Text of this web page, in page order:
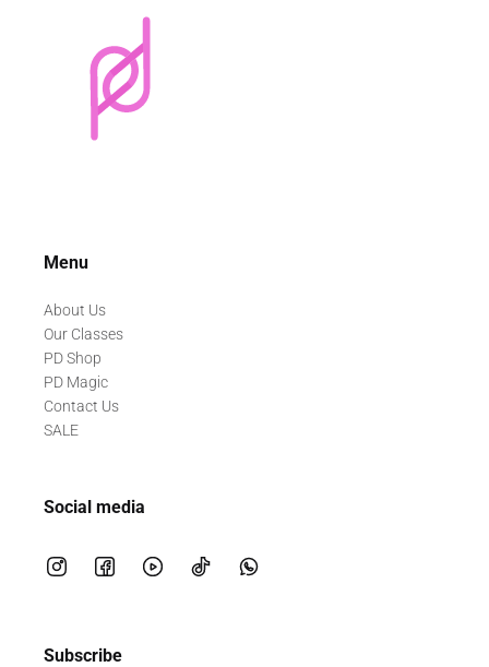
Menu
About Us
Our Classes
PD Shop
PD Magic
Contact Us
SALE
Social media
Subscribe